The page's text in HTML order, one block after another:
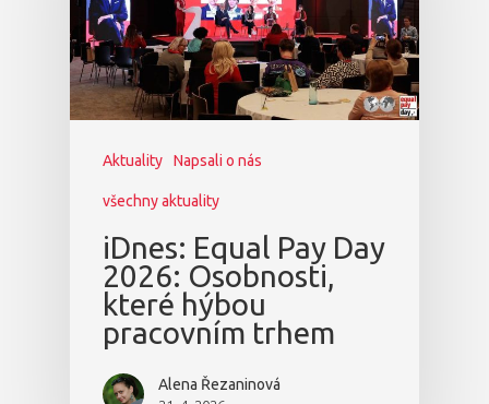
Aktuality Napsali o nás
všechny aktuality
iDnes: Equal Pay Day
2026: Osobnosti,
které hýbou
pracovním trhem
Alena Řezaninová